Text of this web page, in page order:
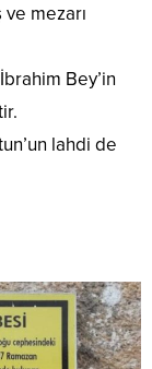
ve mezarı
Bey’in
lahdi de